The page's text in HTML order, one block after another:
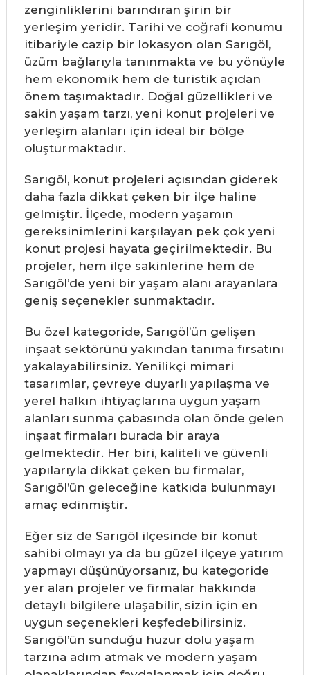
zenginliklerini barındıran şirin bir
yerleşim yeridir. Tarihi ve coğrafi konumu
itibariyle cazip bir lokasyon olan Sarıgöl,
üzüm bağlarıyla tanınmakta ve bu yönüyle
hem ekonomik hem de turistik açıdan
önem taşımaktadır. Doğal güzellikleri ve
sakin yaşam tarzı, yeni konut projeleri ve
yerleşim alanları için ideal bir bölge
oluşturmaktadır.
Sarıgöl, konut projeleri açısından giderek
daha fazla dikkat çeken bir ilçe haline
gelmiştir. İlçede, modern yaşamın
gereksinimlerini karşılayan pek çok yeni
konut projesi hayata geçirilmektedir. Bu
projeler, hem ilçe sakinlerine hem de
Sarıgöl’de yeni bir yaşam alanı arayanlara
geniş seçenekler sunmaktadır.
Bu özel kategoride, Sarıgöl’ün gelişen
inşaat sektörünü yakından tanıma fırsatını
yakalayabilirsiniz. Yenilikçi mimari
tasarımlar, çevreye duyarlı yapılaşma ve
yerel halkın ihtiyaçlarına uygun yaşam
alanları sunma çabasında olan önde gelen
inşaat firmaları burada bir araya
gelmektedir. Her biri, kaliteli ve güvenli
yapılarıyla dikkat çeken bu firmalar,
Sarıgöl’ün geleceğine katkıda bulunmayı
amaç edinmiştir.
Eğer siz de Sarıgöl ilçesinde bir konut
sahibi olmayı ya da bu güzel ilçeye yatırım
yapmayı düşünüyorsanız, bu kategoride
yer alan projeler ve firmalar hakkında
detaylı bilgilere ulaşabilir, sizin için en
uygun seçenekleri keşfedebilirsiniz.
Sarıgöl’ün sunduğu huzur dolu yaşam
tarzına adım atmak ve modern yaşam